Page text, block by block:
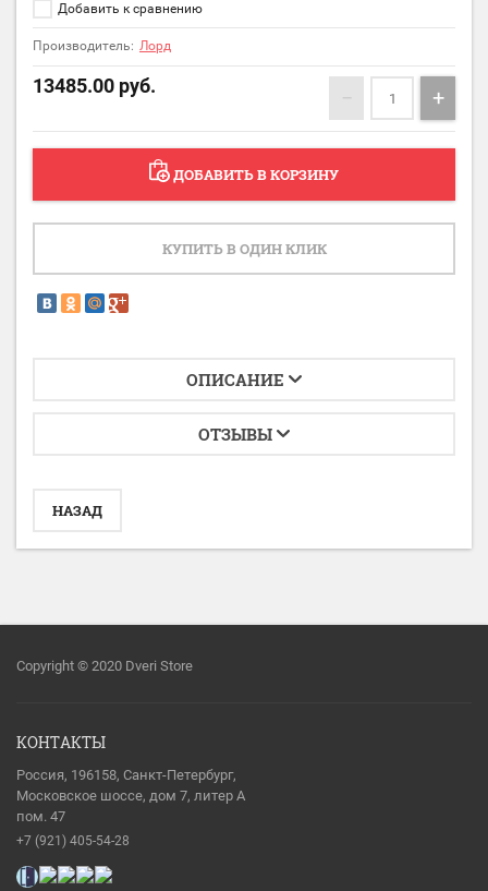
Добавить к сравнению
Производитель: Лорд
13485.00 руб. − +
ДОБАВИТЬ В КОРЗИНУ
КУПИТЬ В ОДИН КЛИК
ОПИСАНИЕ
ОТЗЫВЫ
НАЗАД
Copyright © 2020 Dveri Store
КОНТАКТЫ
Россия, 196158, Санкт-Петербург,
Московское шоссе, дом 7, литер А
пом. 47
+7 (921) 405-54-28